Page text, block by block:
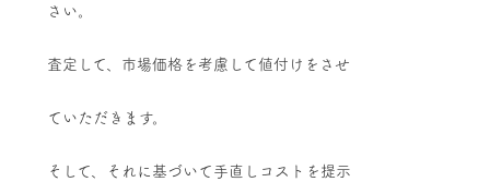
さい。
査定して、市場価格を考慮して値付けをさせ
ていただきます。
そして、それに基づいて手直しコストを提示